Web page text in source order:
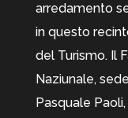
arredamento
in questo
del Turismo. Il
Naziunale,
Pasquale